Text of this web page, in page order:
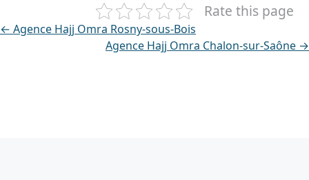
Rate this page
← Agence Hajj Omra Rosny-sous-Bois
Agence Hajj Omra Chalon-sur-Saône →